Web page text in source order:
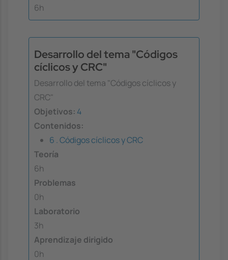
6h
Desarrollo del tema "Códigos
cíclicos y CRC"
Desarrollo del tema "Códigos cíclicos y
CRC"
Objetivos: 4
Contenidos:
6 . Códigos cíclicos y CRC
Teoría
6h
Problemas
0h
Laboratorio
3h
Aprendizaje dirigido
0h